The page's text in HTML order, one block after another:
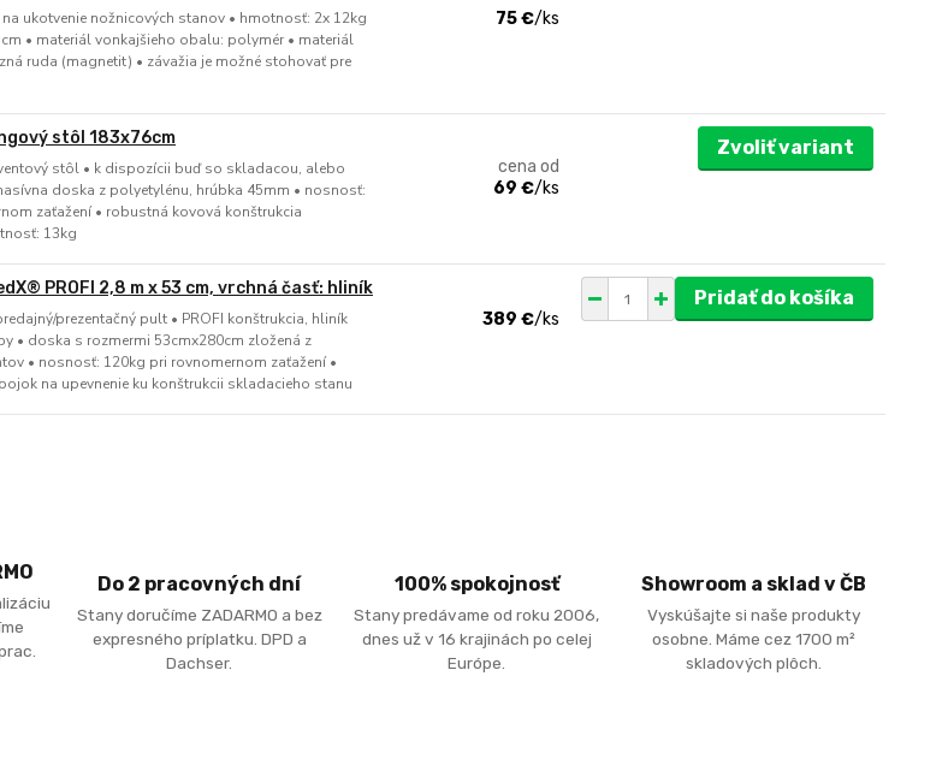
ukotvenie nožnicových stanov • hmotnosť: 2x 12kg
cm • materiál vonkajšieho obalu: polymér • materiál
ruda (magnetit) • závažia je možné stohovať pre
75 €/ks
stôl 183x76cm
stôl • k dispozícii buď so skladacou, alebo
doska z polyetylénu, hrúbka 45mm • nosnosť:
zaťažení • robustná kovová konštrukcia
13kg
cena od
69 €/ks
Zvoliť variant
PROFI 2,8 m x 53 cm, vrchná časť: hliník
prezentačný pult • PROFI konštrukcia, hliník
• doska s rozmermi 53cmx280cm zložená z
• nosnosť: 120kg pri rovnomernom zaťažení •
na upevnenie ku konštrukcii skladacieho stanu
389 €/ks
Pridať do košíka
Do 2 pracovných dní
Stany doručíme ZADARMO a bez
expresného príplatku. DPD a
Dachser.
100% spokojnosť
Stany predávame od roku 2006,
dnes už v 16 krajinách po celej
Európe.
Showroom a sklad v ČB
Vyskúšajte si naše produkty
osobne. Máme cez 1700 m²
skladových plôch.